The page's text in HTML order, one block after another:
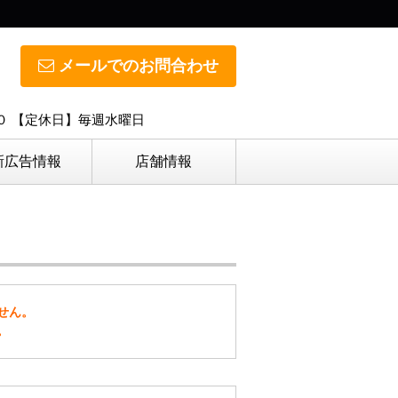
メールでのお問合わせ
【定休日】毎週水曜日
広告情報 店舗情報
。